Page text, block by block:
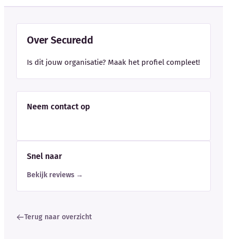
Over Securedd
Is dit jouw organisatie? Maak het profiel compleet!
Neem contact op
Snel naar
Bekijk reviews →
Terug naar overzicht